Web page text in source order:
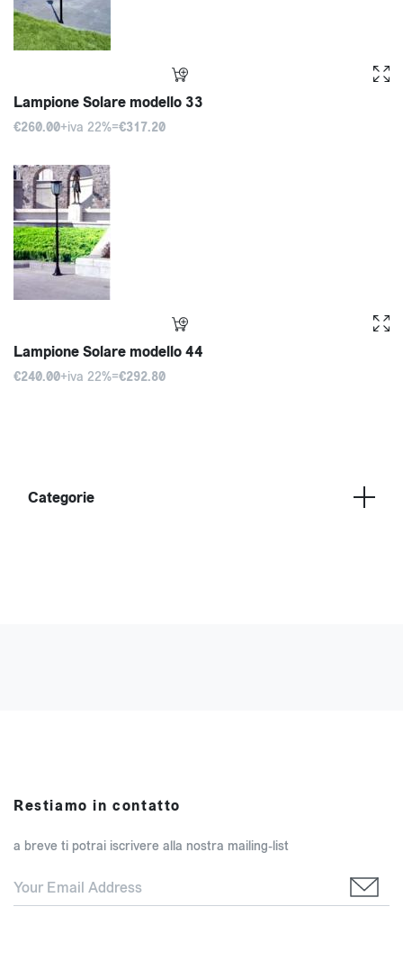
Lampione Solare modello 33
€260.00+iva 22%=€317.20
Lampione Solare modello 44
€240.00+iva 22%=€292.80
Categorie
Restiamo in contatto
a breve ti potrai iscrivere alla nostra mailing-list